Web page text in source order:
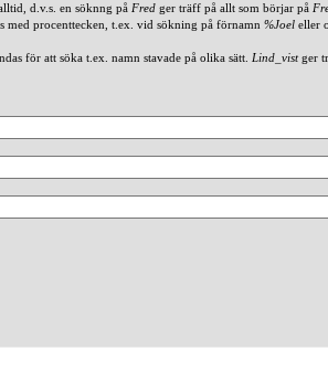
d.v.s. en söknng på Fred ger träff på allt som börjar på
med procenttecken, t.ex. vid sökning på förnamn %Joel eller
för att söka t.ex. namn stavade på olika sätt. Lind_vistger